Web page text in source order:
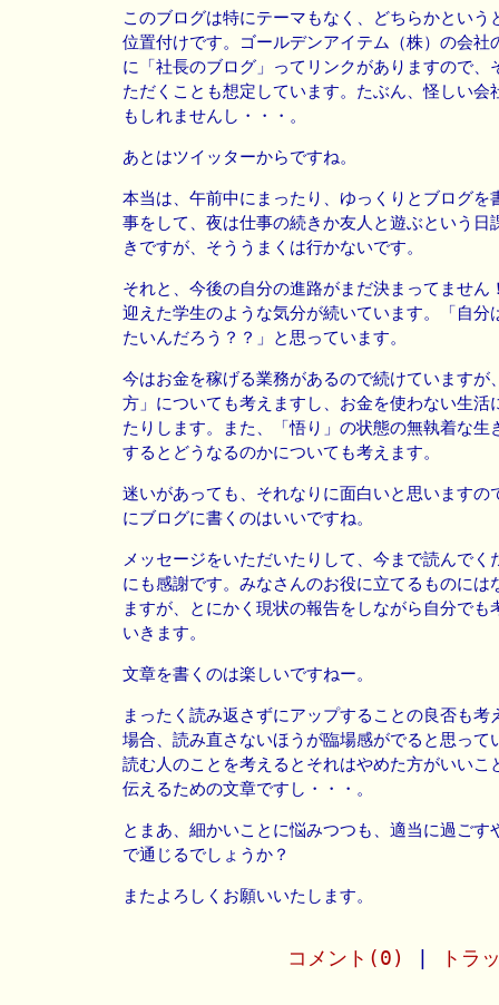
このブログは特にテーマもなく、どちらかという
位置付けです。ゴールデンアイテム（株）の会社
に「社長のブログ」ってリンクがありますので、
ただくことも想定しています。たぶん、怪しい会
もしれませんし・・・。
あとはツイッターからですね。
本当は、午前中にまったり、ゆっくりとブログを
事をして、夜は仕事の続きか友人と遊ぶという日
きですが、そううまくは行かないです。
それと、今後の自分の進路がまだ決まってません
迎えた学生のような気分が続いています。「自分
たいんだろう？？」と思っています。
今はお金を稼げる業務があるので続けていますが
方」についても考えますし、お金を使わない生活
たりします。また、「悟り」の状態の無執着な生
するとどうなるのかについても考えます。
迷いがあっても、それなりに面白いと思いますの
にブログに書くのはいいですね。
メッセージをいただいたりして、今まで読んでく
にも感謝です。みなさんのお役に立てるものには
ますが、とにかく現状の報告をしながら自分でも
いきます。
文章を書くのは楽しいですねー。
まったく読み返さずにアップすることの良否も考
場合、読み直さないほうが臨場感がでると思って
読む人のことを考えるとそれはやめた方がいいこ
伝えるための文章ですし・・・。
とまあ、細かいことに悩みつつも、適当に過ごす
で通じるでしょうか？
またよろしくお願いいたします。
コメント(0) トラ